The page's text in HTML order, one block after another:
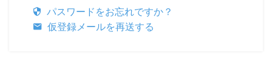
パスワードをお忘れですか？
仮登録メールを再送する